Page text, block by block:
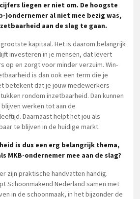
liegen er niet om. De hoogste
)ondernemer al niet mee bezig was,
aan de slag te gaan.
kapitaal. Het is daarom belangrijk
investeren in je mensen, dat levert
op en zorgt voor minder verzuim. Win-
is dan ook een term die je
betekent dat je jouw medewerkers
rondom inzetbaarheid. Dan kunnen
werken tot aan de
Daarnaast helpt het jou als
te blijven in de huidige markt.
is dus een erg belangrijk thema,
MKB-ondernemer mee aan de slag?
zijn praktische handvatten handig.
Schoonmakend Nederland samen met
in de schoonmaak, in het bijzonder de